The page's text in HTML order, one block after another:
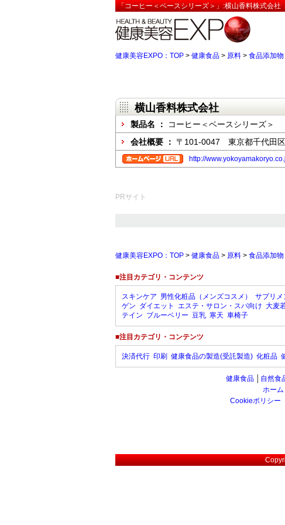
「コーヒー＜ベースシリーズ＞」:横山香料株式会社
健康美容EXPO：TOP > 健康食品 > 原料 > 食品添加物
横山香料株式会社
製品名 ：
コーヒー＜ベースシリーズ＞
会社概要 ： 〒101-0047 東京都千代田
http://
PRサイト
健康美容EXPO：TOP > 健康食品 > 原料 > 食品添加物
■注目カテゴリ・コンテンツ
スキンケア 男性化粧品（メンズコスメ） サプリメ
ゲン ダイエット エステ・サロン・スパ向け 大麦
テイン ブルーベリー 豆乳 寒天 車椅子
■注目カテゴリ・コンテンツ
決済代行 印刷 健康食品の製造(受託製造) 化粧品
健康食品 自然食
ホーム
Cookieポリシー